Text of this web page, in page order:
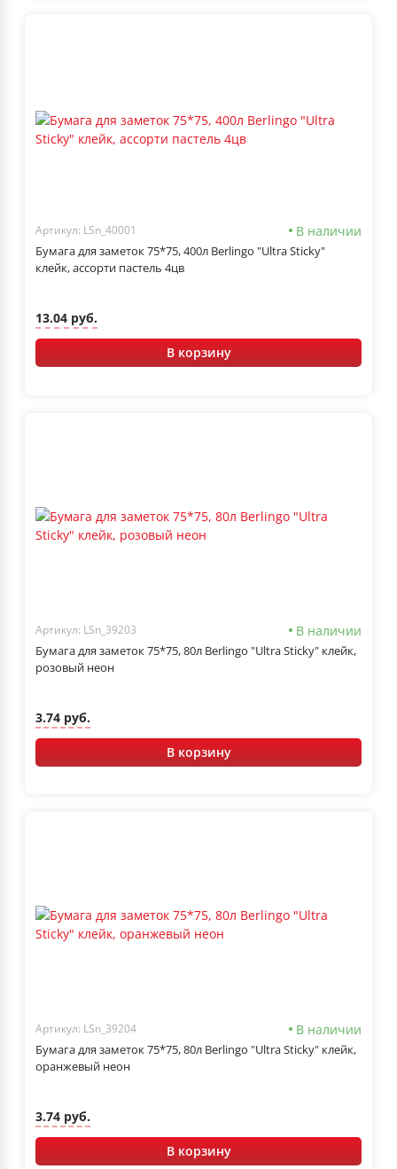
Артикул: LSn_40001 В наличии
Бумага для заметок 75*75, 400л Berlingo "Ultra Sticky"
клейк, ассорти пастель 4цв
13.04 руб.
В корзину
Артикул: LSn_39203 В наличии
Бумага для заметок 75*75, 80л Berlingo "Ultra Sticky" клейк,
розовый неон
3.74 руб.
В корзину
Артикул: LSn_39204 В наличии
Бумага для заметок 75*75, 80л Berlingo "Ultra Sticky" клейк,
оранжевый неон
3.74 руб.
В корзину